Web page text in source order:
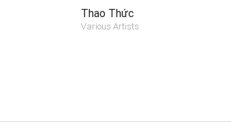
Thao Thức
Various Artists